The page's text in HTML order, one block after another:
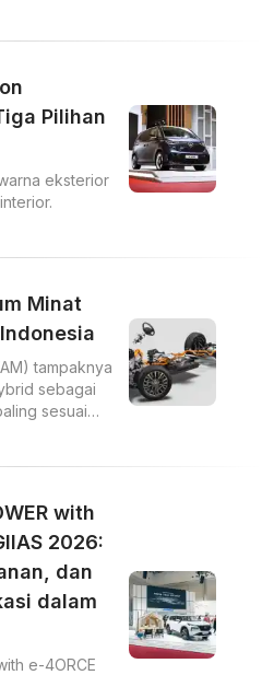
Pilihan
eksterior
Minat
tampaknya
sebagai
sesuai
with
2026:
dan
dalam
e-4ORCE